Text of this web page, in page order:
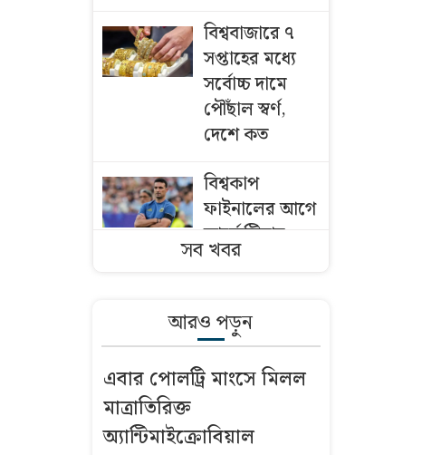
বিশ্ববাজারে ৭
সপ্তাহের মধ্যে
সর্বোচ্চ দামে
পৌঁছাল স্বর্ণ,
দেশে কত
বিশ্বকাপ
ফাইনালের আগে
আর্জেন্টিনার
ড্রেসিংরুমে কী
তিন বিভাগে
বন্যার পূর্বাভাস
নিয়ে ফেসবুকে
সব খবর
আরও পড়ুন
এবার পোলট্রি মাংসে মিলল
মাত্রাতিরিক্ত
অ্যান্টিমাইক্রোবিয়াল